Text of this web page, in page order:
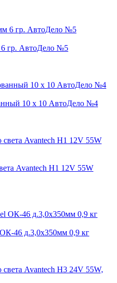
гр. АвтоДело №5
10 х 10 АвтоДело №4
Avantech H1 12V 55W
46 д.3,0х350мм 0,9 кг